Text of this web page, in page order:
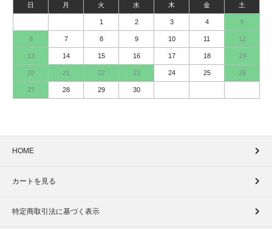
日 月 火 水 木 金 土
1 2 3 4 5
6 7 8 9 10 11 12
13 14 15 16 17 18 19
20 21 22 23 24 25 26
27 28 29 30
HOME
カートを見る
特定商取引法に基づく表示